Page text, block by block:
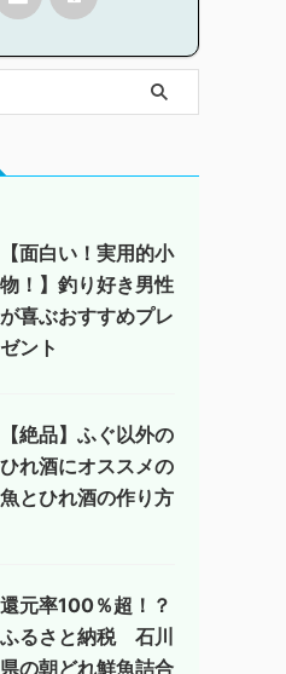
【面白い！実用的小
物！】釣り好き男性
が喜ぶおすすめプレ
ゼント
【絶品】ふぐ以外の
ひれ酒にオススメの
魚とひれ酒の作り方
還元率100％超！？
ふるさと納税 石川
県の朝どれ鮮魚詰合